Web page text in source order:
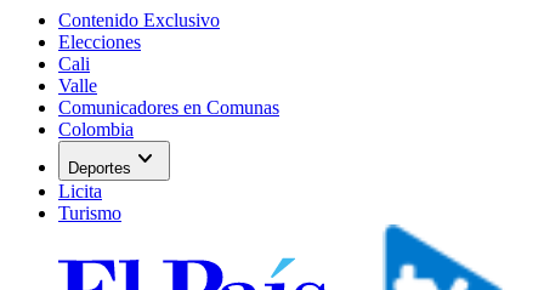
Contenido Exclusivo
Elecciones
Cali
Valle
Comunicadores en Comunas
Colombia
Deportes expand_more
Licita
Turismo